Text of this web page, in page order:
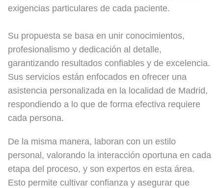
exigencias particulares de cada paciente.
Su propuesta se basa en unir conocimientos,
profesionalismo y dedicación al detalle,
garantizando resultados confiables y de excelencia.
Sus servicios están enfocados en ofrecer una
asistencia personalizada en la localidad de Madrid,
respondiendo a lo que de forma efectiva requiere
cada persona.
De la misma manera, laboran con un estilo
personal, valorando la interacción oportuna en cada
etapa del proceso, y son expertos en esta área.
Esto permite cultivar confianza y asegurar que